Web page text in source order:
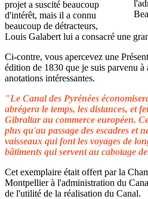
projet a suscité beaucoup
d'intérêt, mais il a connu
beaucoup de détracteurs,
Louis Galabert lui a consacré une
Ci-contre, vous apercevez une
édition de 1830 que je suis parvenu
anotations intéressantes.
"Le Canal des Pyrénées
abrégera le temps, les distances, et
Gibraltar au commerce européen.
plus qu'au passage des escadres et
vaisseaux qui font les voyages de
bâtiments qui servent au cabotage
Cet exemplaire était offert par la
Montpellier à l'administration du
de l'utilité de la réalisation du Canal.